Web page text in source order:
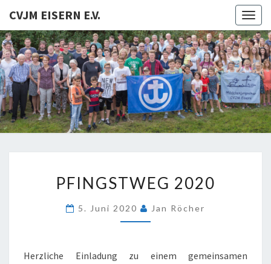
CVJM EISERN E.V.
CVJM
EISERN
E.V.
2020
PFINGSTWEG 2020
5. Juni 2020 Jan Röcher
Herzliche Einladung zu einem gemeinsamen